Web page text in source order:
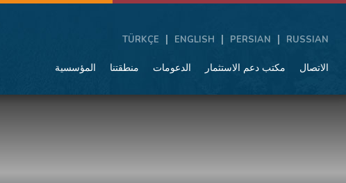
TÜRKÇE ENGLISH PERSIAN RUSSIAN
المؤسسية منطقتنا الدعومات مكتب دعم الاستثمار الاتصال